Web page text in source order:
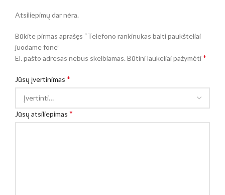
Atsiliepimų dar nėra.
Būkite pirmas aprašęs “Telefono rankinukas balti paukšteliai
juodame fone”
El. pašto adresas nebus skelbiamas. Būtini laukeliai pažymėti*
Jūsų įvertinimas *
Jūsų atsiliepimas *